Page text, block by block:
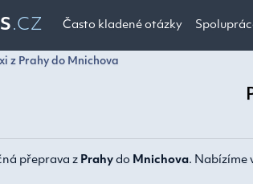
.CZ Často kladené otázky
z Prahy do Mnichova
přeprava z Prahydo Mnichova. Nabízíme